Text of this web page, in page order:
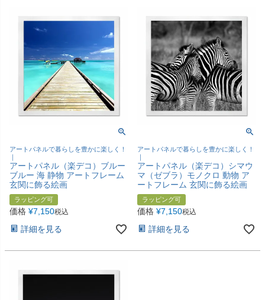
アートパネルで暮らしを豊かに楽しく！
｜
アートパネル（楽デコ）ブルー
ブルー 海 静物 アートフレーム
玄関に飾る絵画
ラッピング可
価格 ¥7,150税込
詳細を見る
アートパネルで暮らしを豊かに楽しく！
｜
アートパネル（楽デコ）シマウ
マ（ゼブラ）モノクロ 動物 ア
ートフレーム 玄関に飾る絵画
ラッピング可
価格 ¥7,150税込
詳細を見る